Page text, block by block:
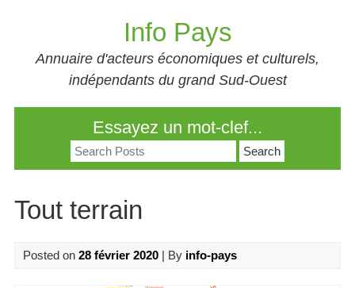
Info Pays
Annuaire d'acteurs économiques et culturels,
indépendants du grand Sud-Ouest
Essayez un mot-clef...
Search
for:
Tout terrain
Posted on 28 février 2020| By info-pays